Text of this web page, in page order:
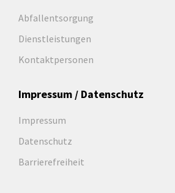
Abfallentsorgung
Dienstleistungen
Kontaktpersonen
Impressum / Datenschutz
Impressum
Datenschutz
Barrierefreiheit